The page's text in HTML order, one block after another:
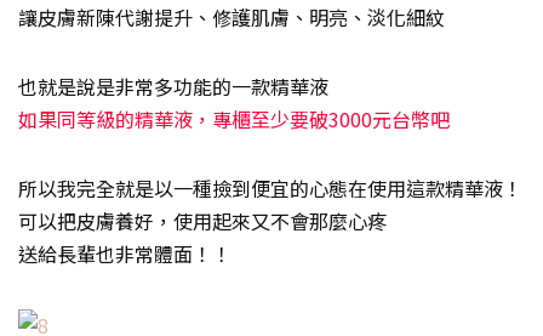
讓皮膚新陳代謝提升、修護肌膚、明亮、淡化細紋
也就是說是非常多功能的一款精華液
如果同等級的精華液，專櫃至少要破3000元台幣吧
所以我完全就是以一種撿到便宜的心態在使用這款精華液！
可以把皮膚養好，使用起來又不會那麼心疼
送給長輩也非常體面！！